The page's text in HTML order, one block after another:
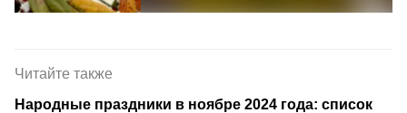
Читайте также
Народные праздники в ноябре 2024 года: список